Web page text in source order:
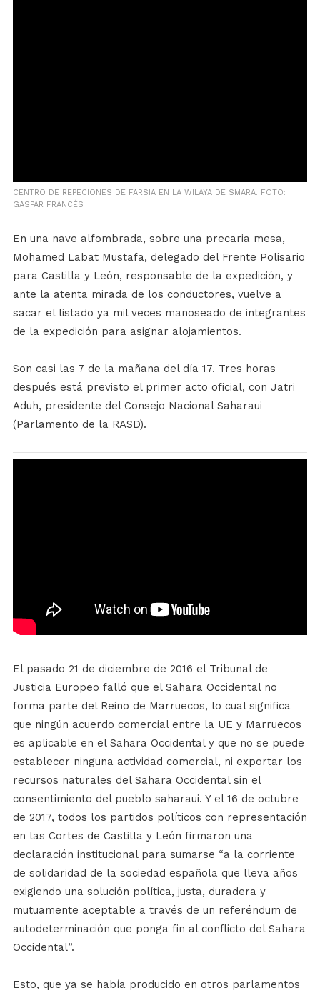
CENTRO DE REPECIONES DE FARSIA EN LA WILAYA DE SMARA. FOTO:
GASPAR FRANCÉS
En una nave alfombrada, sobre una precaria mesa,
Mohamed Labat Mustafa, delegado del Frente Polisario
para Castilla y León, responsable de la expedición, y
ante la atenta mirada de los conductores, vuelve a
sacar el listado ya mil veces manoseado de integrantes
de la expedición para asignar alojamientos.
Son casi las 7 de la mañana del día 17. Tres horas
después está previsto el primer acto oficial, con Jatri
Aduh, presidente del Consejo Nacional Saharaui
(Parlamento de la RASD).
El pasado 21 de diciembre de 2016 el Tribunal de
Justicia Europeo falló que el Sahara Occidental no
forma parte del Reino de Marruecos, lo cual significa
que ningún acuerdo comercial entre la UE y Marruecos
es aplicable en el Sahara Occidental y que no se puede
establecer ninguna actividad comercial, ni exportar los
recursos naturales del Sahara Occidental sin el
consentimiento del pueblo saharaui. Y el 16 de octubre
de 2017, todos los partidos políticos con representación
en las Cortes de Castilla y León firmaron una
declaración institucional para sumarse “a la corriente
de solidaridad de la sociedad española que lleva años
exigiendo una solución política, justa, duradera y
mutuamente aceptable a través de un referéndum de
autodeterminación que ponga fin al conflicto del Sahara
Occidental”.
Esto, que ya se había producido en otros parlamentos